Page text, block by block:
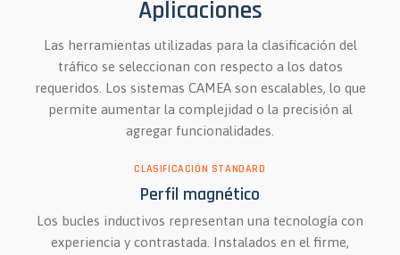
Aplicaciones
Las herramientas utilizadas para la clasificación del
tráfico se seleccionan con respecto a los datos
requeridos. Los sistemas CAMEA son escalables, lo que
permite aumentar la complejidad o la precisión al
agregar funcionalidades.
CLASIFICACIÓN STANDARD
Perfil magnético
Los bucles inductivos representan una tecnología con
experiencia y contrastada. Instalados en el firme,